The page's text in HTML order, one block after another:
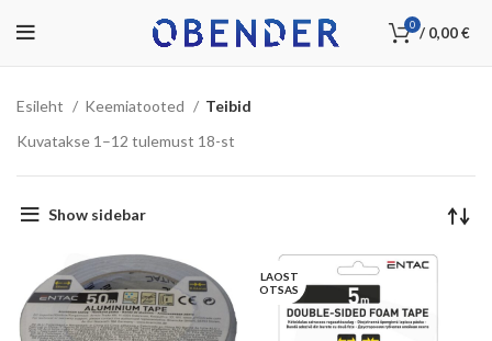
0 / 0,00€
Esileht Keemiatooted
Teibid
Kuvatakse 1–12 tulemust 18-st
Show sidebar
LAOST
OTSAS